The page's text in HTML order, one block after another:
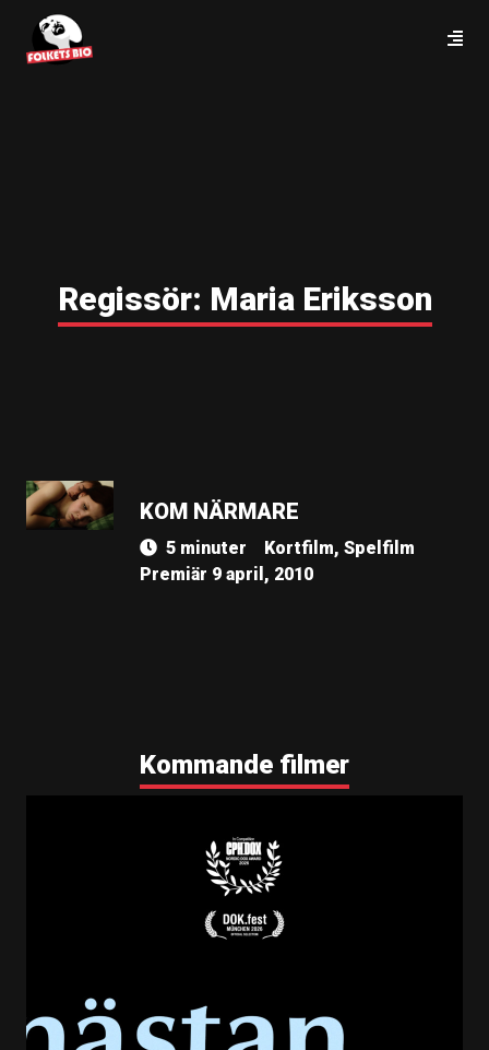
Regissör: Maria Eriksson
KOM NÄRMARE
5 minuter
Kortfilm, Spelfilm
Premiär 9 april, 2010
Kommande filmer